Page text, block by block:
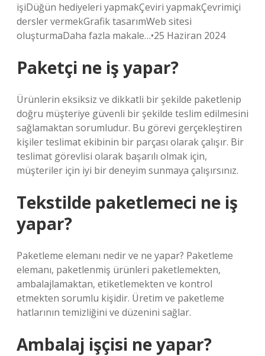
işiDüğün hediyeleri yapmakÇeviri yapmakÇevrimiçi
dersler vermekGrafik tasarımWeb sitesi
oluşturmaDaha fazla makale…•25 Haziran 2024
Paketçi ne iş yapar?
Ürünlerin eksiksiz ve dikkatli bir şekilde paketlenip
doğru müşteriye güvenli bir şekilde teslim edilmesini
sağlamaktan sorumludur. Bu görevi gerçekleştiren
kişiler teslimat ekibinin bir parçası olarak çalışır. Bir
teslimat görevlisi olarak başarılı olmak için,
müşteriler için iyi bir deneyim sunmaya çalışırsınız.
Tekstilde paketlemeci ne iş
yapar?
Paketleme elemanı nedir ve ne yapar? Paketleme
elemanı, paketlenmiş ürünleri paketlemekten,
ambalajlamaktan, etiketlemekten ve kontrol
etmekten sorumlu kişidir. Üretim ve paketleme
hatlarının temizliğini ve düzenini sağlar.
Ambalaj işçisi ne yapar?